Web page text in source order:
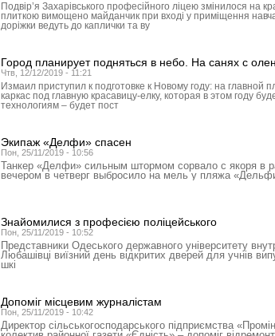
Подвір’я Захарівського професійного ліцею змінилося на
плиткою вимощено майданчик при вході у приміщення
доріжки ведуть до каплички та ву
Город планирует подняться в небо. На санях с
Чтв, 12/12/2019 - 11:21
Измаил приступил к подготовке к Новому году: на главной
каркас под главную красавицу-елку, которая в этом году
технологиям – будет пост
Экипаж «Делфи» спасен
Пон, 25/11/2019 - 10:56
Танкер «Делфи» сильным штормом сорвало с якоря в
вечером в четверг выбросило на мель у пляжа
Знайомилися з професією поліцейського
Пон, 25/11/2019 - 10:52
Представники Одеського державного університету
Любашівці виїзний день відкритих дверей для учнів
шкі
Допоміг місцевим журналістам
Пон, 25/11/2019 - 10:42
Директор сільськогосподарського підприємства